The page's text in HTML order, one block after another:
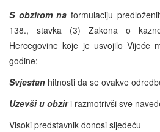
S obzirom na formulaciju
138., stavka (3) Zakona o
Hercegovine koje je usvojilo Vijeće
godine;
Svjestan hitnosti da se ovakve
Uzevši u obziri razmotrivši sve
Visoki predstavnik donosi sljedeću